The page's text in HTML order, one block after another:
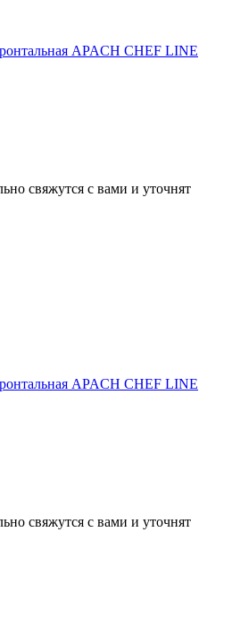
APACH CHEF LINE
свяжутся с вами и уточнят
APACH CHEF LINE
свяжутся с вами и уточнят